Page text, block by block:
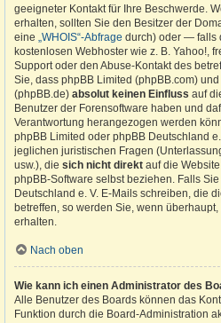
geeigneter Kontakt für Ihre Beschwerde.
erhalten, sollten Sie den Besitzer der
eine „WHOIS“-Abfrage durch) oder — falls
kostenlosen Webhoster wie z. B. Yahoo!,
Support oder den Abuse-Kontakt des
Sie, dass phpBB Limited (phpBB.com)
(phpBB.de) absolut keinen Einfluss auf
Benutzer der Forensoftware haben und
Verantwortung herangezogen werden
phpBB Limited oder phpBB Deutschland
jeglichen juristischen Fragen
usw.), die sich nicht direkt auf die
phpBB-Software selbst beziehen. Falls
Deutschland e. V. E-Mails schreiben, die
betreffen, so werden Sie, wenn
erhalten.
Nach oben
Wie kann ich einen Administrator des
Alle Benutzer des Boards können das
Funktion durch die Board-Administration